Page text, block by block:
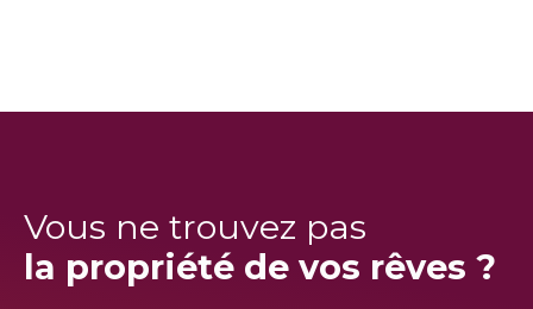
Vous ne trouvez pas
la propriété de vos rêves ?